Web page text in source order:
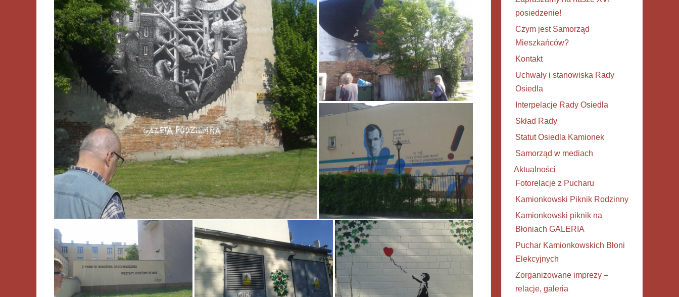
posiedzenie!
Czym jest Samorząd
Mieszkańców?
Kontakt
Uchwały i stanowiska Rady
Osiedla
Interpelacje Rady Osiedla
Skład Rady
Statut Osiedla Kamionek
Samorząd w mediach
Aktualności
Fotorelacje z Pucharu
Kamionkowski Piknik Rodzinny
Kamionkowski piknik na
Błoniach GALERIA
Puchar Kamionkowskich Błoni
Elekcyjnych
Zorganizowane imprezy –
relacje, galeria